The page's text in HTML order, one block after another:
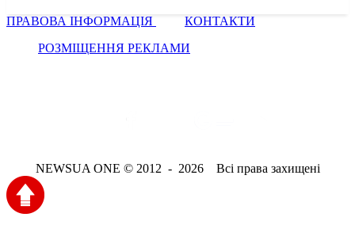
ПРАВОВА ІНФОРМАЦІЯ
КОНТАКТИ
РОЗМІЩЕННЯ РЕКЛАМИ
NEWSUA ONE © 2012 - 2026 Всі права захищені